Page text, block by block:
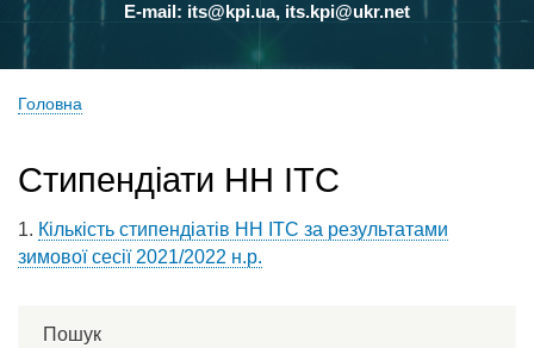
E-mail: its@kpi.ua, its.kpi@ukr.net
Головна
Стипендіати НН ІТС
1. Кількість стипендіатів НН ІТС за результатами
зимової сесії 2021/2022 н.р.
Пошук